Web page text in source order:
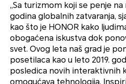
„Sa turizmom koji se penje
godina globalnih zatvaranja,
kao što je HONOR kako
obogaćena iskustva dok
svet. Ovog leta naš grad je
posetilaca kao u leto 2019.
posledica novih interaktivnih
omogućava tehnologija.